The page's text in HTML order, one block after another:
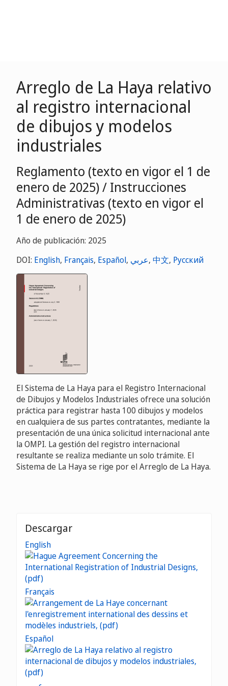
Arreglo de La Haya relativo
al registro internacional
de dibujos y modelos
industriales
Reglamento (texto en vigor el 1 de
enero de 2025) / Instrucciones
Administrativas (texto en vigor el
1 de enero de 2025)
Año de publicación: 2025
DOI: English, Français, Español, عربي, 中文, Русский
El Sistema de La Haya para el Registro Internacional
de Dibujos y Modelos Industriales ofrece una solución
práctica para registrar hasta 100 dibujos y modelos
en cualquiera de sus partes contratantes, mediante la
presentación de una única solicitud internacional ante
la OMPI. La gestión del registro internacional
resultante se realiza mediante un solo trámite. El
Sistema de La Haya se rige por el Arreglo de La Haya.
Descargar
English
Français
Español